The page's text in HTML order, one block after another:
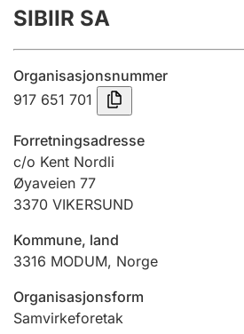
Årsregnskap
Innsending og forsinkelsesgebyr
Tinglysing
Jeger
Betaling og jegeravgiftskort
Ektepaktveileder
SIBIIR SA
Organisasjonsnummer
917 651 701
Forretningsadresse
c/o Kent Nordli
Øyaveien 77
3370 VIKERSUND
Kommune, land
3316 MODUM, Norge
Organisasjonsform
Samvirkeforetak